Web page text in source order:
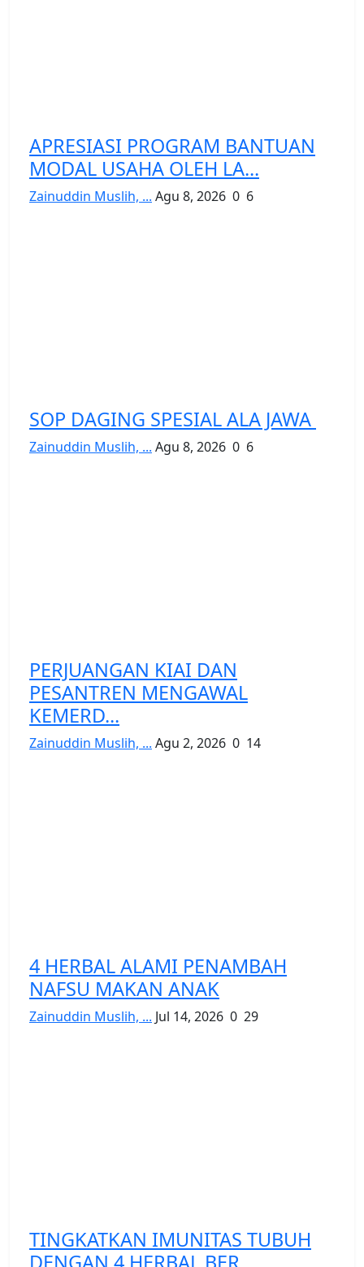
APRESIASI PROGRAM BANTUAN
MODAL USAHA OLEH LA...
Zainuddin Muslih, ... Agu 8, 2026 0 6
SOP DAGING SPESIAL ALA JAWA
Zainuddin Muslih, ... Agu 8, 2026 0 6
PERJUANGAN KIAI DAN
PESANTREN MENGAWAL
KEMERD...
Zainuddin Muslih, ... Agu 2, 2026 0 14
4 HERBAL ALAMI PENAMBAH
NAFSU MAKAN ANAK
Zainuddin Muslih, ... Jul 14, 2026 0 29
TINGKATKAN IMUNITAS TUBUH